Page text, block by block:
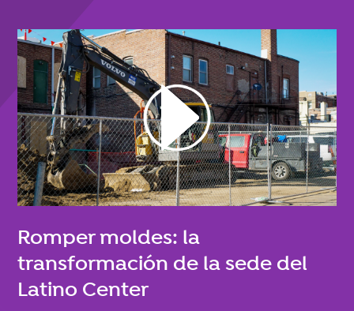
Romper moldes: la
transformación de la sede del
Latino Center